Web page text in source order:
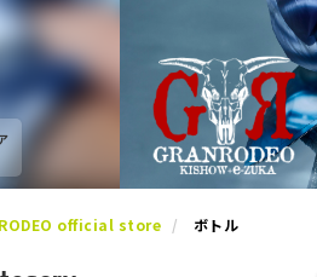
official store ボトル